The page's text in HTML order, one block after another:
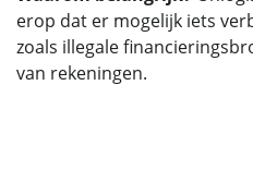
erop dat er mogelijk iets
zoals illegale
van rekeningen.